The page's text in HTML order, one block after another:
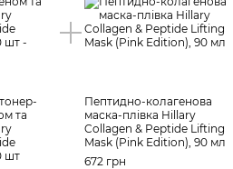
та
шт
Пептидно-колагенова
маска-плівка Hillary
Collagen & Peptide Lifting
Mask (Pink Edition), 90 мл
672 грн